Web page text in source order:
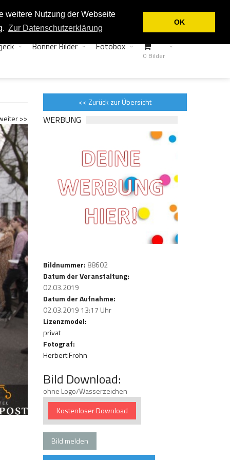
weitere Nutzung der Webseite
Zur Datenschutzerklärung
OK
Login Kontakt
Bonner Bilder Fotobox
0 Bilder
>>
<< Zurück zur Übersicht
WERBUNG
Bildnummer: 88602
Datum der Veranstaltung:
02.03.2019
Datum der Aufnahme:
02.03.2019 13:17 Uhr
Lizenzmodel:
privat
Fotograf:
Herbert Frohn
Bild Download:
ohne Logo/Wasserzeichen
Kostenloser Download
Bild melden